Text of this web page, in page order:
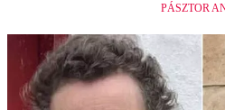
PÁSZTOR